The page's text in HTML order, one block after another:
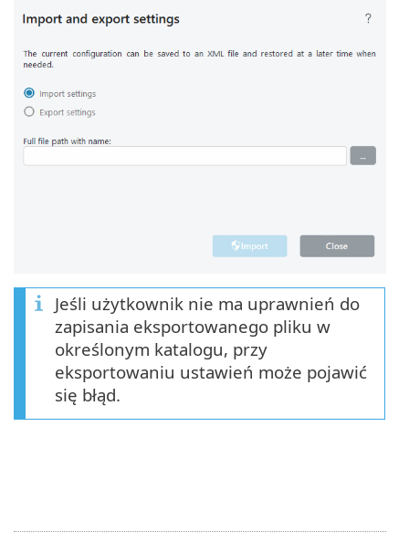
Jeśli użytkownik nie ma uprawnień do
zapisania eksportowanego pliku w
określonym katalogu, przy
eksportowaniu ustawień może pojawić
się błąd.